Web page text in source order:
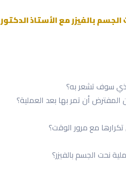
بالفيزر مع الأستاذ
سوف تشعر به؟
أن تمر بها بعد العملية؟
مع مرور الوقت؟
نحت الجسم بالفيزر؟